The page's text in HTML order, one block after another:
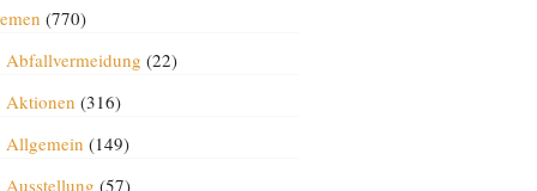
(770)
Abfallvermeidung (22)
Aktionen (316)
Allgemein (149)
Ausstellung (57)